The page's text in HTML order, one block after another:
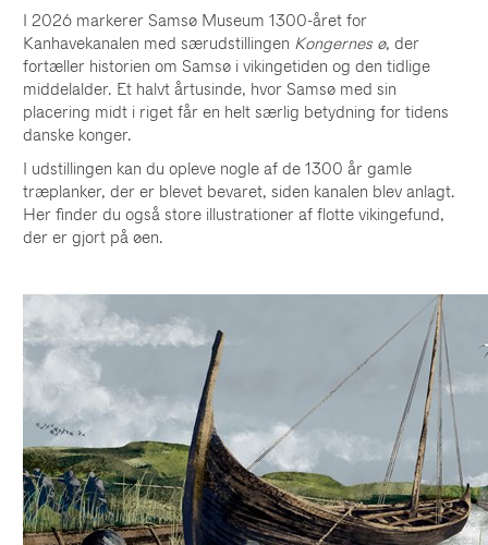
I 2026 markerer Samsø Museum 1300-året for
Kanhavekanalen med særudstillingen Kongernes ø, der
fortæller historien om Samsø i vikingetiden og den tidlige
middelalder. Et halvt årtusinde, hvor Samsø med sin
placering midt i riget får en helt særlig betydning for tidens
danske konger.
I udstillingen kan du opleve nogle af de 1300 år gamle
træplanker, der er blevet bevaret, siden kanalen blev anlagt.
Her finder du også store illustrationer af flotte vikingefund,
der er gjort på øen.